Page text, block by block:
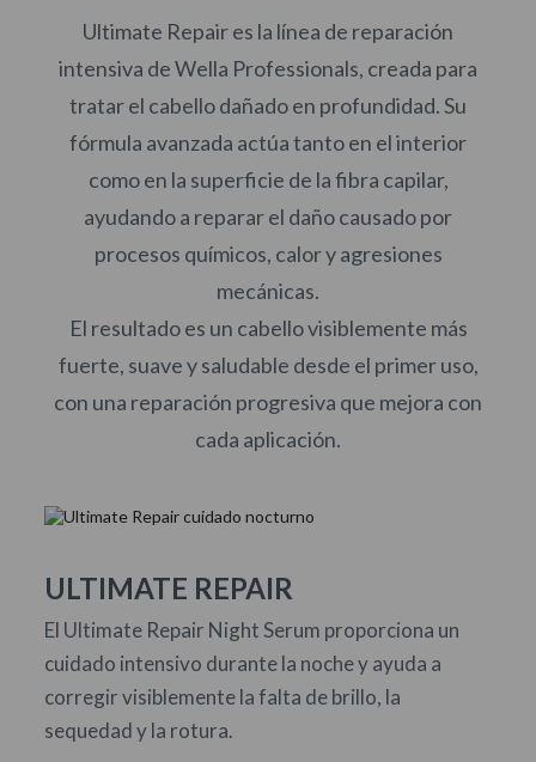
Ultimate Repair es la línea de reparación
intensiva de Wella Professionals, creada para
tratar el cabello dañado en profundidad. Su
fórmula avanzada actúa tanto en el interior
como en la superficie de la fibra capilar,
ayudando a reparar el daño causado por
procesos químicos, calor y agresiones
mecánicas.
El resultado es un cabello visiblemente más
fuerte, suave y saludable desde el primer uso,
con una reparación progresiva que mejora con
cada aplicación.
ULTIMATE REPAIR
El Ultimate Repair Night Serum proporciona un
cuidado intensivo durante la noche y ayuda a
corregir visiblemente la falta de brillo, la
sequedad y la rotura.